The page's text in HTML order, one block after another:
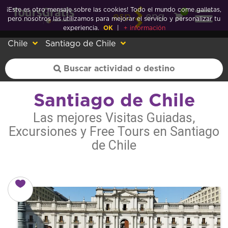
esp eng
0
Chile Santiago de Chile
Santiago de Chile
Las mejores Visitas Guiadas,
Excursiones y Free Tours en Santiago
de Chile
¡Este es otro mensaje sobre las cookies! Todo el mundo come galletas,
pero nosotros las utilizamos para mejorar el servicio y personalizar tu
experiencia.
OK + información